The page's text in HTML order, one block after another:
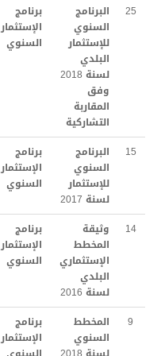
مثال التهيئة
التنظيم الهيكلي
الخطط الوظيفية
تنمية الموارد البشرية
المعدات المتوفرة
المنشآت الرياضية
تقسيم الميداني النظافة
المجلس البلدي
أهم إنجازات البلدية
توقيت العمل الإداري
العلاقة مع المواطن
25
البرنامج
السنوي
للإستثمار
البلدي
لسنة 2018
وفق
المقاربة
التشاركية
برنامج
الإستثمار
السنوي
15
البرنامج
السنوي
للإستثمار
لسنة 2017
برنامج
الإستثمار
السنوي
14
وثيقة
المخطط
الإستثماري
البلدي
لسنة 2016
برنامج
الإستثمار
السنوي
9
المخطط
السنوي
برنامج
الإستثمار